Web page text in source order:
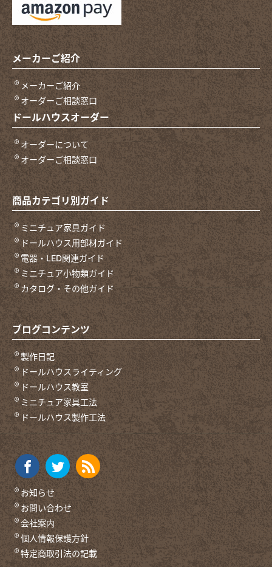
メーカーご紹介
メーカーご紹介
オーダーご相談窓口
ドールハウスオーダー
オーダーについて
オーダーご相談窓口
商品カテゴリ別ガイド
ミニチュア家具ガイド
ドールハウス用部材ガイド
電器・LED関連ガイド
ミニチュア小物類ガイド
カタログ・その他ガイド
ブログコンテンツ
製作日記
ドールハウスライティング
ドールハウス教室
ミニチュア家具工法
ドールハウス製作工法
お知らせ
お問い合わせ
会社案内
個人情報保護方針
特定商取引法の記載